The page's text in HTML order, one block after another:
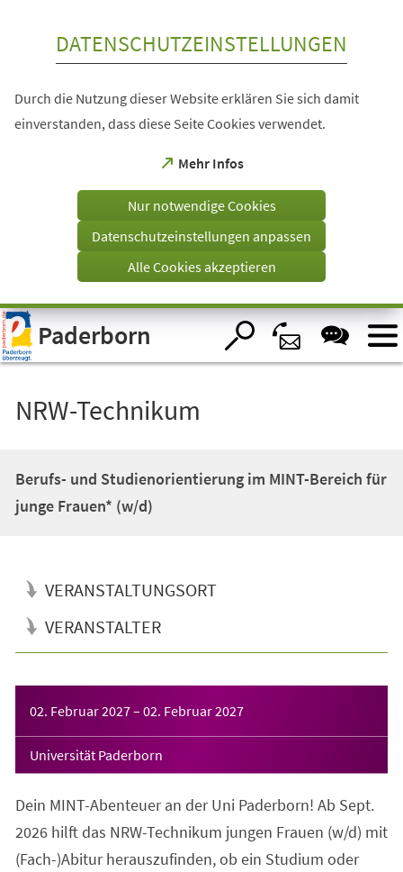
Visuelle
Assistenzsoftware
öffnen.
DATENSCHUTZEINSTELLUNGEN
Durch die Nutzung dieser Website erklären Sie sich damit
einverstanden, dass diese Seite Cookies verwendet.
Mehr Infos
(Öffnet
einem
Tab)
Nur notwendige Cookies
Datenschutzeinstellungen anpassen
Alle Cookies akzeptieren
Paderborn
NRW-Technikum
Berufs- und Studienorientierung im MINT-Bereich für
junge Frauen* (w/d)
VERANSTALTUNGSORT
VERANSTALTER
02. Februar 2027– 02. Februar 2027
Universität Paderborn
Dein MINT-Abenteuer an der Uni Paderborn! Ab Sept.
2026 hilft das NRW-Technikum jungen Frauen (w/d) mit
(Fach-)Abitur herauszufinden, ob ein Studium oder